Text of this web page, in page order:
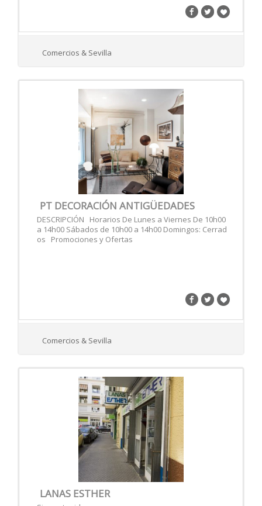
Comercios & Sevilla
PT DECORACIÓN ANTIGÜEDADES
DESCRIPCIÓN Horarios De Lunes a Viernes De 10h00
a 14h00 Sábados de 10h00 a 14h00 Domingos: Cerrad
os Promociones y Ofertas
Comercios & Sevilla
LANAS ESTHER